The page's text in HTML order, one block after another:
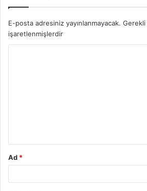
E-posta adresiniz yayınlanmayacak. Gerekli
işaretlenmişlerdir
Ad *